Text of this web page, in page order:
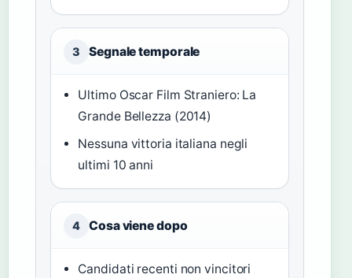
3 Segnale temporale
Ultimo Oscar Film Straniero: La
Grande Bellezza (2014)
Nessuna vittoria italiana negli
ultimi 10 anni
4 Cosa viene dopo
Candidati recenti non vincitori